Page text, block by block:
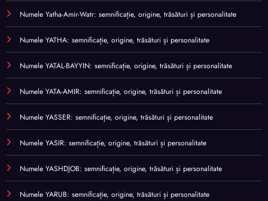
Numele Yatha-Amir-Watr: semnificație, origine, trăsături și personalitate
Numele YATHA: semnificație, origine, trăsături și personalitate
Numele YATAL-BAYYIN: semnificație, origine, trăsături și personalitate
Numele YATA-AMIR: semnificație, origine, trăsături și personalitate
Numele YASSER: semnificație, origine, trăsături și personalitate
Numele YASIR: semnificație, origine, trăsături și personalitate
Numele YASHDJOB: semnificație, origine, trăsături și personalitate
Numele YARUB: semnificație, origine, trăsături și personalitate